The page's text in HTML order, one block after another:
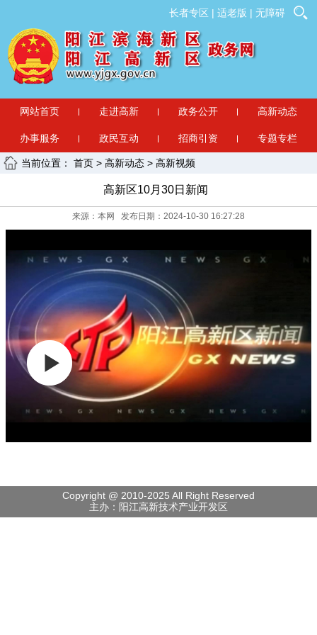
长者专区 | 适老版 | 无障碍
网站首页 走进高新 政务公开 高新动态
办事服务 政民互动 招商引资 专题专栏
当前位置： 首页 > 高新动态 > 高新视频
高新区10月30日新闻
来源：本网 发布日期：2024-10-30 16:27:28
Copyright @ 2010-2025 All Right Reserved
主办：阳江高新技术产业开发区